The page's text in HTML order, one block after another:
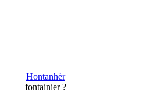
Hontanhèr
fontainier ?